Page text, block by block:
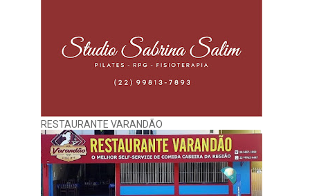
RESTAURANTE VARANDÃO